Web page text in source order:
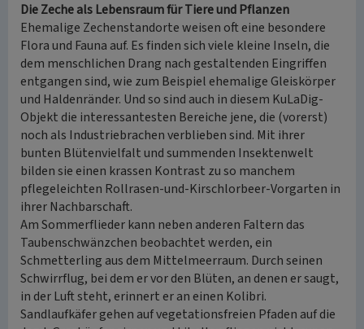
Die Zeche als Lebensraum für Tiere und Pflanzen
Ehemalige Zechenstandorte weisen oft eine besondere
Flora und Fauna auf. Es finden sich viele kleine Inseln, die
dem menschlichen Drang nach gestaltenden Eingriffen
entgangen sind, wie zum Beispiel ehemalige Gleiskörper
und Haldenränder. Und so sind auch in diesem KuLaDig-
Objekt die interessantesten Bereiche jene, die (vorerst)
noch als Industriebrachen verblieben sind. Mit ihrer
bunten Blütenvielfalt und summenden Insektenwelt
bilden sie einen krassen Kontrast zu so manchem
pflegeleichten Rollrasen-und-Kirschlorbeer-Vorgarten in
ihrer Nachbarschaft.
Am Sommerflieder kann neben anderen Faltern das
Taubenschwänzchen beobachtet werden, ein
Schmetterling aus dem Mittelmeerraum. Durch seinen
Schwirrflug, bei dem er vor den Blüten, an denen er saugt,
in der Luft steht, erinnert er an einen Kolibri.
Sandlaufkäfer gehen auf vegetationsfreien Pfaden auf die